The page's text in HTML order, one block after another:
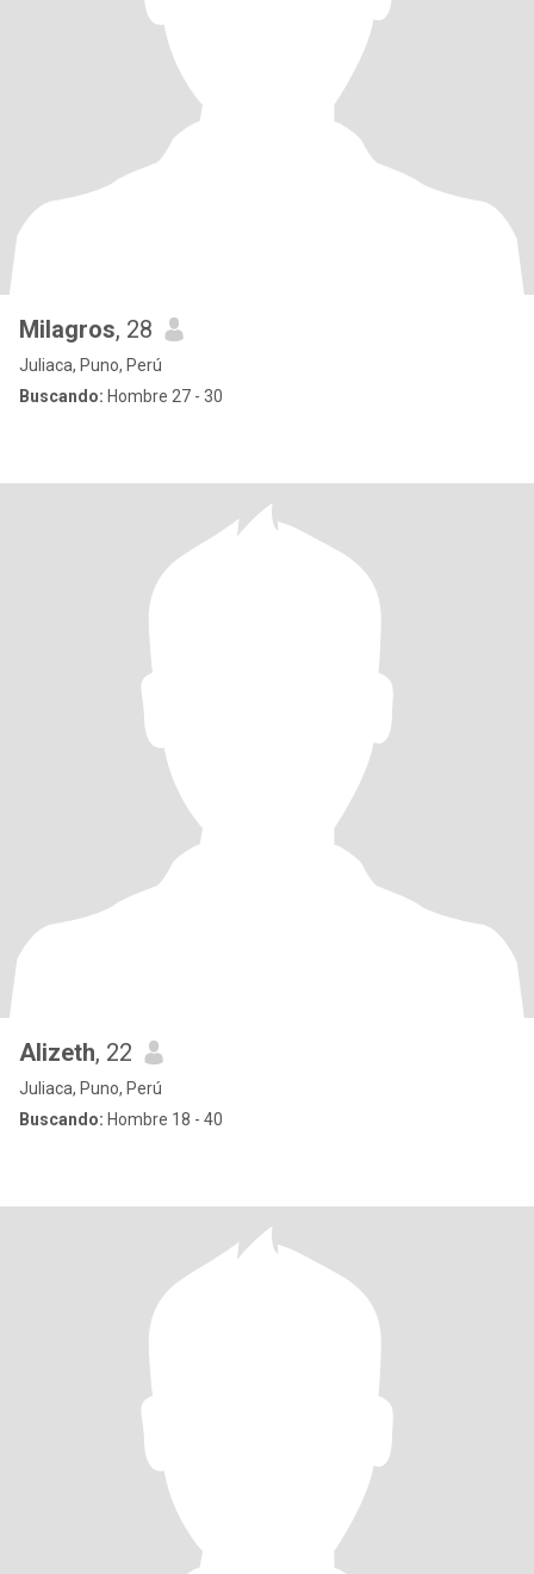
Milagros, 28
Juliaca, Puno, Perú
Buscando: Hombre 27 - 30
Alizeth, 22
Juliaca, Puno, Perú
Buscando: Hombre 18 - 40